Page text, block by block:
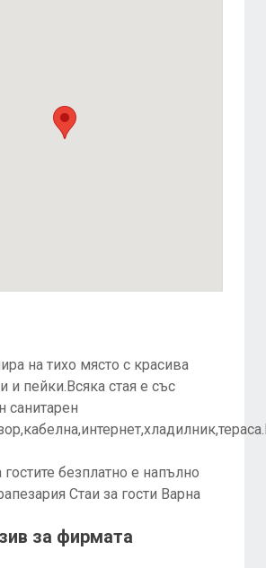
на тихо място с красива
и пейки.Всяка стая е със
санитарен
безплатно е напълно
Стаи за гости Варна
за фирмата